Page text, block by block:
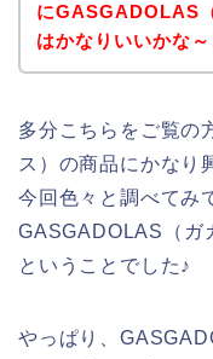
にGASGADOLAS
はかなりいいかな
多分こちらをご覧の
ス）の商品にかなり
今回色々と調べてみ
GASGADOLAS（ガ
ということでした♪
やっぱり、